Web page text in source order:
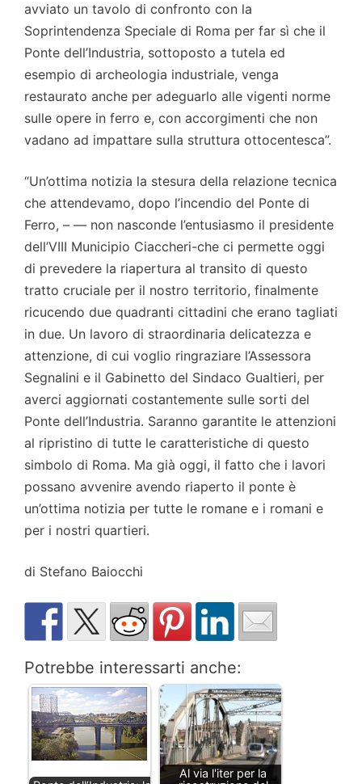
avviato un tavolo di confronto con la
Soprintendenza Speciale di Roma per far sì che il
Ponte dell’Industria, sottoposto a tutela ed
esempio di archeologia industriale, venga
restaurato anche per adeguarlo alle vigenti norme
sulle opere in ferro e, con accorgimenti che non
vadano ad impattare sulla struttura ottocentesca”.
“Un’ottima notizia la stesura della relazione tecnica
che attendevamo, dopo l’incendio del Ponte di
Ferro, – — non nasconde l’entusiasmo il presidente
dell’VIII Municipio Ciaccheri-che ci permette oggi
di prevedere la riapertura al transito di questo
tratto cruciale per il nostro territorio, finalmente
ricucendo due quadranti cittadini che erano tagliati
in due. Un lavoro di straordinaria delicatezza e
attenzione, di cui voglio ringraziare l’Assessora
Segnalini e il Gabinetto del Sindaco Gualtieri, per
averci aggiornati costantemente sulle sorti del
Ponte dell’Industria. Saranno garantite le attenzioni
al ripristino di tutte le caratteristiche di questo
simbolo di Roma. Ma già oggi, il fatto che i lavori
possano avvenire avendo riaperto il ponte è
un’ottima notizia per tutte le romane e i romani e
per i nostri quartieri.
di Stefano Baiocchi
Potrebbe interessarti anche:
Al via l'iter per la